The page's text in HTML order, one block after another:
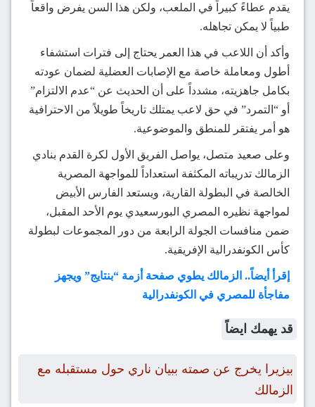
يقدم عطاءً كبيراً في الملعب، ولكن هذا السن يفرض واقعاً
طبياً لا يمكن تجاهله.
وأكد أن اللاعب في هذا العمر يحتاج إلى فترات استشفاء
أطول ومعاملة خاصة مع الإصابات العضلية لضمان عودته
بكامل جاهزيته، مشدداً على أن الحديث عن “عدم الالتزام”
أو “التمرد” في حق لاعب يمتلك تاريخاً طويلاً من الاحترافية
هو أمر يفتقر للمنطق والموضوعية.
وعلى صعيد متصل، يواصل الفريق الأول لكرة القدم بنادي
الزمالك تدريباته المكثفة استعداداً للمواجهة المصرية
الخالصة في البطولة القارية، ويستعد الفارس الأبيض
لمواجهة نظيره المصري البورسعيدي يوم الأحد المقبل،
ضمن منافسات الجولة الرابعة من دور المجموعات لبطولة
كأس الكونفدرالية الإفريقية.
إقرأ أيضاً.. الزمالك يطوي صفحة أزمة “بنتايج” ويجهز
مفاجأة للمصري في الكونفدرالية
قد يهمك ايضاً
بيزيرا يخرج عن صمته ببيان ناري حول مستقبله مع
الزمالك